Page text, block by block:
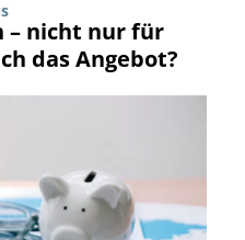
– nicht nur für
das Angebot?